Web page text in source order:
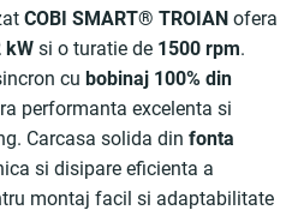
COBI SMART® TROIAN ofera
kW si o turatie de 1500 rpm.
cu bobinaj 100% din
performanta excelenta si
Carcasa solida din fonta
si disipare eficienta a
montaj facil si adaptabilitate